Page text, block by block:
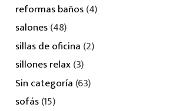
reformas baños(4)
salones(48)
sillas de oficina (2)
sillones relax(3)
Sin categoría (63)
sofás(15)